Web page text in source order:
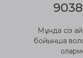
Мұнда сіз
бойынша